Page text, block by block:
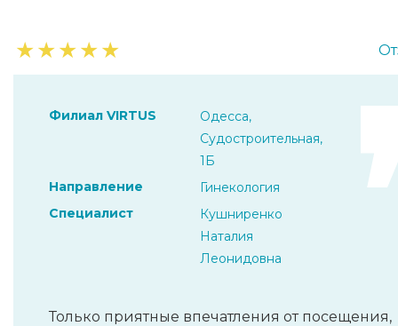
★★★★★
Филиал VIRTUS
Одесса,
Судостроительная,
1Б
Направление
Гинекология
Специалист
Кушниренко
Наталия
Леонидовна
Только приятные впечатления от посещения,